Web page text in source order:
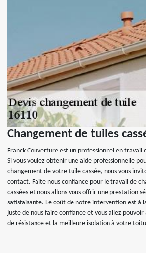
Changement de tuiles
Franck Couverture est un professionnel en travail
Si vous voulez obtenir une aide professionnelle
changement de votre tuile cassée, nous vous
contact. Faite nous confiance pour le travail de
cassées et nous allons vous offrir une prestation
satisfaisante. Le coût de notre intervention est à
juste de nous faire confiance et vous allez
de résistance et la meilleure isolation à votre